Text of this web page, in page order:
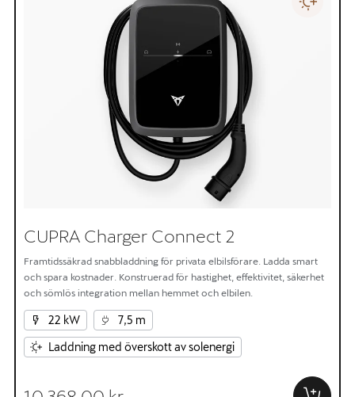
CUPRA Charger Connect 2
Framtidssäkrad snabbladdning för privata elbilsförare. Ladda smart
och spara kostnader. Konstruerad för hastighet, effektivitet, säkerhet
och sömlös integration mellan hemmet och elbilen.
22 kW
7,5 m
Laddning med överskott av solenergi